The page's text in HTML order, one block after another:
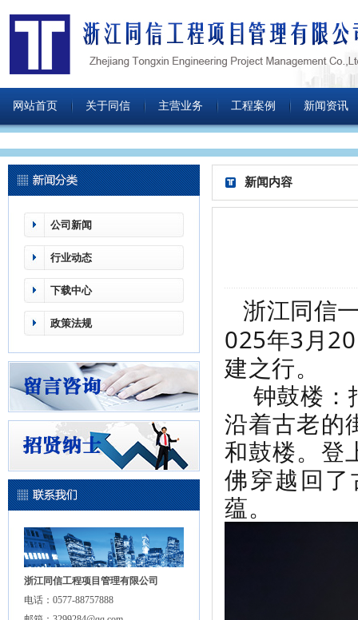
网站首页 关于同信 主营业务 工程案例 新闻资讯
公司新闻
行业动态
下载中心
政策法规
浙江同信工程项目管理有限公司
电话：0577-88757888
新闻内容
浙江同信
025年3月
建之行。
钟鼓楼：
沿着古老的
和鼓楼。登
佛穿越回
蕴。